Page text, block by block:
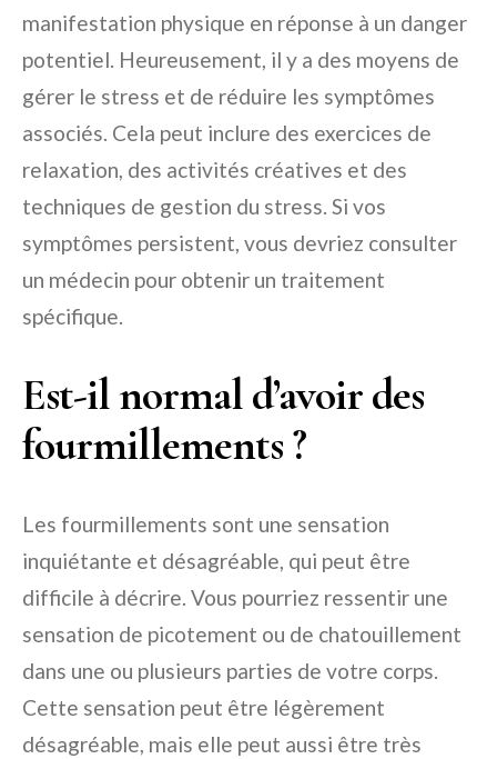
manifestation physique en réponse à un danger
potentiel. Heureusement, il y a des moyens de
gérer le stress et de réduire les symptômes
associés. Cela peut inclure des exercices de
relaxation, des activités créatives et des
techniques de gestion du stress. Si vos
symptômes persistent, vous devriez consulter
un médecin pour obtenir un traitement
spécifique.
Est-il normal d’avoir des
fourmillements ?
Les fourmillements sont une sensation
inquiétante et désagréable, qui peut être
difficile à décrire. Vous pourriez ressentir une
sensation de picotement ou de chatouillement
dans une ou plusieurs parties de votre corps.
Cette sensation peut être légèrement
désagréable, mais elle peut aussi être très